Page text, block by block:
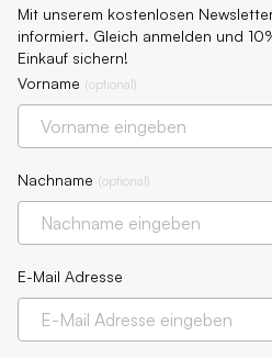
Mit unserem kostenlosen
informiert. Gleich anmelden und
Einkauf sichern!
Vorname (optional)
Nachname (optional)
E-Mail Adresse